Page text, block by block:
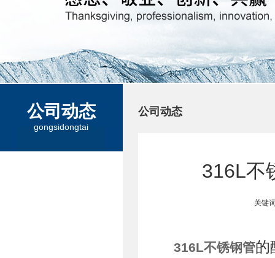
公司动态
gongsidongtai
公司动态
316L不
关键
316L不锈钢管的